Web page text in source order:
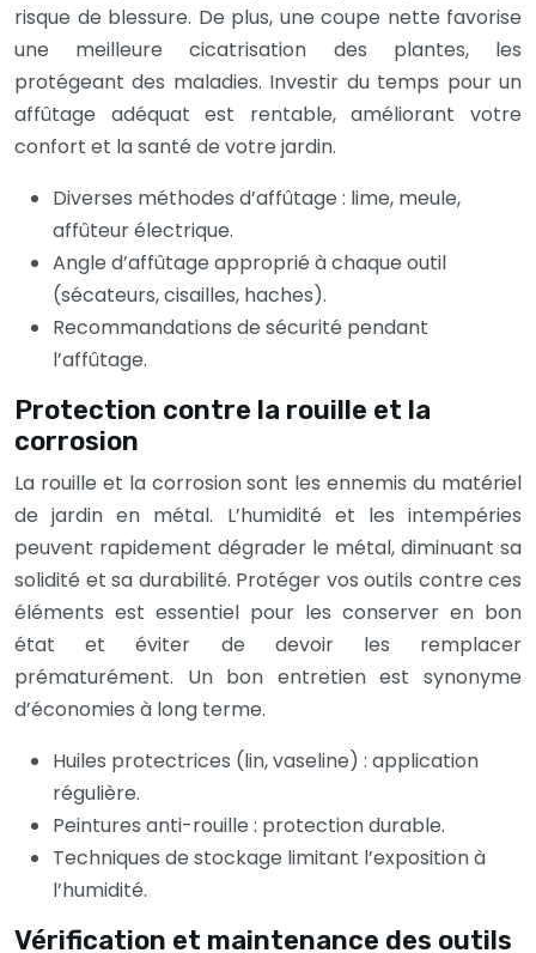
risque de blessure. De plus, une coupe nette favorise
une meilleure cicatrisation des plantes, les
protégeant des maladies. Investir du temps pour un
affûtage adéquat est rentable, améliorant votre
confort et la santé de votre jardin.
Diverses méthodes d’affûtage : lime, meule,
affûteur électrique.
Angle d’affûtage approprié à chaque outil
(sécateurs, cisailles, haches).
Recommandations de sécurité pendant
l’affûtage.
Protection contre la rouille et la
corrosion
La rouille et la corrosion sont les ennemis du matériel
de jardin en métal. L’humidité et les intempéries
peuvent rapidement dégrader le métal, diminuant sa
solidité et sa durabilité. Protéger vos outils contre ces
éléments est essentiel pour les conserver en bon
état et éviter de devoir les remplacer
prématurément. Un bon entretien est synonyme
d’économies à long terme.
Huiles protectrices (lin, vaseline) : application
régulière.
Peintures anti-rouille : protection durable.
Techniques de stockage limitant l’exposition à
l’humidité.
Vérification et maintenance des outils